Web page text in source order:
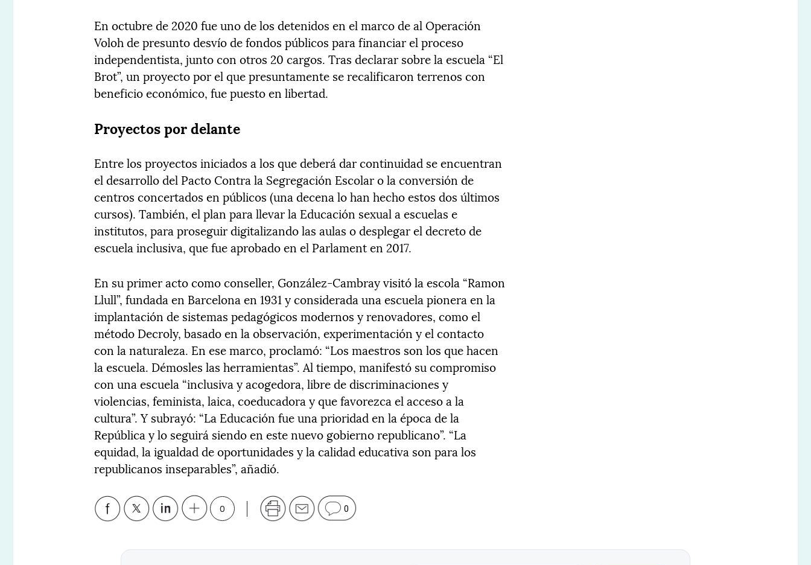
En octubre de 2020 fue uno de los detenidos en el marco de al Operación
Voloh de presunto desvío de fondos públicos para financiar el proceso
independentista, junto con otros 20 cargos. Tras declarar sobre la escuela “El
Brot”, un proyecto por el que presuntamente se recalificaron terrenos con
beneficio económico, fue puesto en libertad.
Proyectos por delante
Entre los proyectos iniciados a los que deberá dar continuidad se encuentran
el desarrollo del Pacto Contra la Segregación Escolar o la conversión de
centros concertados en públicos (una decena lo han hecho estos dos últimos
cursos). También, el plan para llevar la Educación sexual a escuelas e
institutos, para proseguir digitalizando las aulas o desplegar el decreto de
escuela inclusiva, que fue aprobado en el Parlament en 2017.
En su primer acto como conseller, González-Cambray visitó la escola “Ramon
Llull”, fundada en Barcelona en 1931 y considerada una escuela pionera en la
implantación de sistemas pedagógicos modernos y renovadores, como el
método Decroly, basado en la observación, experimentación y el contacto
con la naturaleza. En ese marco, proclamó: “Los maestros son los que hacen
la escuela. Démosles las herramientas”. Al tiempo, manifestó su compromiso
con una escuela “inclusiva y acogedora, libre de discriminaciones y
violencias, feminista, laica, coeducadora y que favorezca el acceso a la
cultura”. Y subrayó: “La Educación fue una prioridad en la época de la
República y lo seguirá siendo en este nuevo gobierno republicano”. “La
equidad, la igualdad de oportunidades y la calidad educativa son para los
republicanos inseparables”, añadió.
0 0